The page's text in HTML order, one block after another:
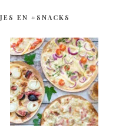
EN #SNACKS